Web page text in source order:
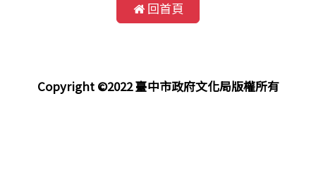
回首頁
Copyright ©2022 臺中市政府文化局版權所有